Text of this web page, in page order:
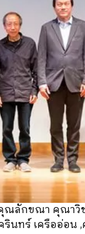
กขณา คุณาวิช
นทร์ เครืออ่อ